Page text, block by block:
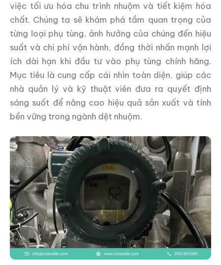
việc tối ưu hóa chu trình nhuộm và tiết kiệm hóa
chất. Chúng ta sẽ khám phá tầm quan trọng của
từng loại phụ tùng, ảnh hưởng của chúng đến hiệu
suất và chi phí vận hành, đồng thời nhấn mạnh lợi
ích dài hạn khi đầu tư vào phụ tùng chính hãng.
Mục tiêu là cung cấp cái nhìn toàn diện, giúp các
nhà quản lý và kỹ thuật viên đưa ra quyết định
sáng suốt để nâng cao hiệu quả sản xuất và tính
bền vững trong ngành dệt nhuộm.